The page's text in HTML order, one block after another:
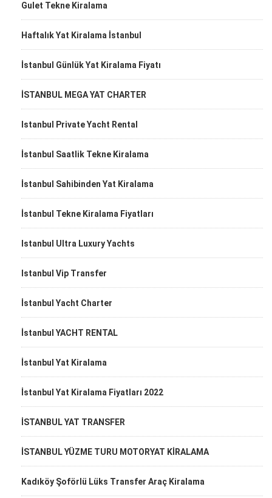
Gulet Tekne Kiralama
Haftalık Yat Kiralama İstanbul
İstanbul Günlük Yat Kiralama Fiyatı
İSTANBUL MEGA YAT CHARTER
Istanbul Private Yacht Rental
İstanbul Saatlik Tekne Kiralama
İstanbul Sahibinden Yat Kiralama
İstanbul Tekne Kiralama Fiyatları
Istanbul Ultra Luxury Yachts
Istanbul Vip Transfer
İstanbul Yacht Charter
İstanbul YACHT RENTAL
İstanbul Yat Kiralama
İstanbul Yat Kiralama Fiyatları 2022
İSTANBUL YAT TRANSFER
İSTANBUL YÜZME TURU MOTORYAT KİRALAMA
Kadıköy Şoförlü Lüks Transfer Araç Kiralama